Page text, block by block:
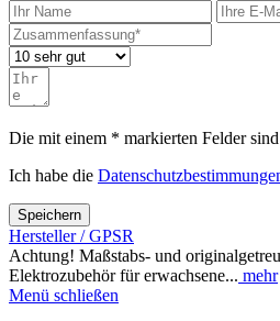
Die mit einem * markierten Felder
Ich habe die
Speichern
Hersteller / GPSR
Achtung! Maßstabs- und
Elektrozubehör für erwachsene... mehr
Menü schließen